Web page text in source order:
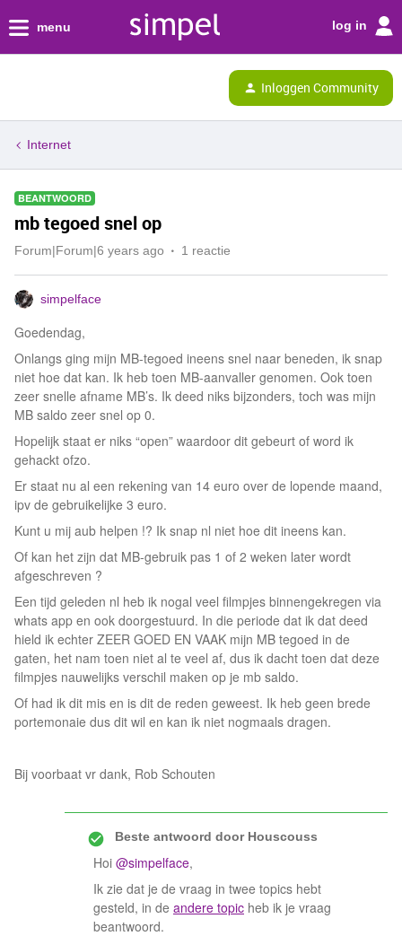
menu log in
Inloggen Community
Internet
BEANTWOORD
mb tegoed snel op
Forum|Forum|6 years ago 1 reactie
simpelface
Goedendag,
Onlangs ging mijn MB-tegoed ineens snel naar beneden, ik snap
niet hoe dat kan. Ik heb toen MB-aanvaller genomen. Ook toen
zeer snelle afname MB’s. Ik deed niks bijzonders, toch was mijn
MB saldo zeer snel op 0.
Hopelijk staat er niks “open” waardoor dit gebeurt of word ik
gehackt ofzo.
Er staat nu al een rekening van 14 euro over de lopende maand,
ipv de gebruikelijke 3 euro.
Kunt u mij aub helpen !? Ik snap nl niet hoe dit ineens kan.
Of kan het zijn dat MB-gebruik pas 1 of 2 weken later wordt
afgeschreven ?
Een tijd geleden nl heb ik nogal veel filmpjes binnengekregen via
whats app en ook doorgestuurd. In die periode dat ik dat deed
hield ik echter ZEER GOED EN VAAK mijn MB tegoed in de
gaten, het nam toen niet al te veel af, dus ik dacht toen dat deze
filmpjes nauwelijks verschil maken op je mb saldo.
Of had ik dit mis en is dit de reden geweest. Ik heb geen brede
portemonaie dus dit wil en kan ik niet nogmaals dragen.
Bij voorbaat vr dank, Rob Schouten
Beste antwoord doorHouscouss
Hoi @simpelface,
Ik zie dat je de vraag in twee topics hebt
gesteld, in de andere topic heb ik je vraag
beantwoord.